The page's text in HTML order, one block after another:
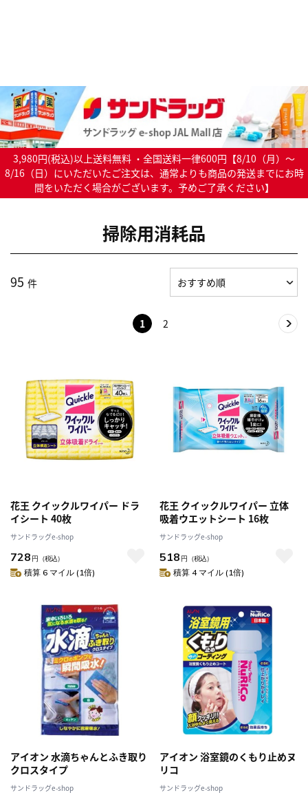
3,980円(税込)以上送料無料 ・全国送料一律600円【8/10（月）～
8/16（日）にいただいたご注文は、通常よりも商品の発送までにお時
間をいただく場合がございます。予めご了承ください】
掃除用消耗品
95 件
1 2
花王 クイックルワイパー ドラ
イシート 40枚
サンドラッグe-shop
728 円 （税込）
積算 6 マイル (1倍)
花王 クイックルワイパー 立体
吸着ウエットシート 16枚
サンドラッグe-shop
518 円 （税込）
積算 4 マイル (1倍)
アイオン 水滴ちゃんとふき取り
クロスタイプ
サンドラッグe-shop
アイオン 浴室鏡のくもり止めヌ
リコ
サンドラッグe-shop